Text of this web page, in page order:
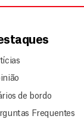
de bordo
Frequentes